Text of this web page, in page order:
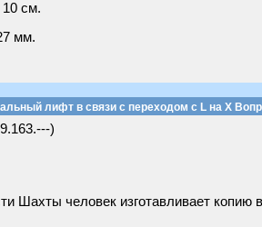
см.
мм.
лифт в связи с переходом с L на Х
)
Шахты человек изготавливает копию